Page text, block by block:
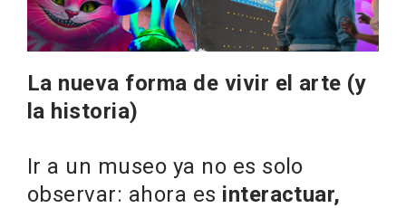
La nueva forma de vivir el arte (y
la historia)
Ir a un museo ya no es solo
observar: ahora es interactuar,